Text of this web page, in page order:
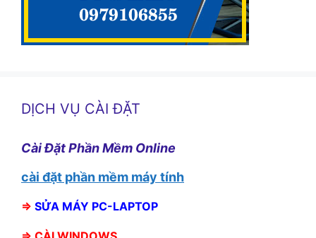
DỊCH VỤ CÀI ĐẶT
Cài Đặt Phần Mềm Online
cài đặt phần mềm máy tính
⇒ SỬA MÁY PC-LAPTOP